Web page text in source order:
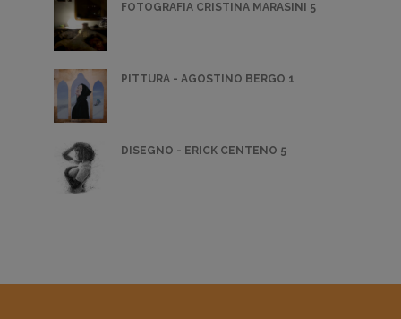
FOTOGRAFIA CRISTINA MARASINI 5
PITTURA - AGOSTINO BERGO 1
DISEGNO - ERICK CENTENO 5